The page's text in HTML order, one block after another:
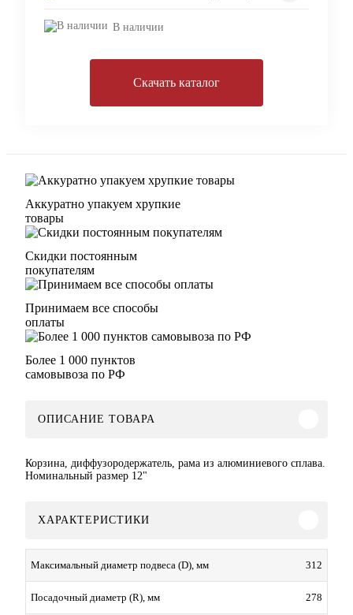
В наличии
Скачать каталог
Аккуратно упакуем хрупкие
товары
Скидки постоянным
покупателям
Принимаем все способы
оплаты
Более 1 000 пунктов
самовывоза по РФ
ОПИСАНИЕ ТОВАРА
Корзина, диффузородержатель, рама из алюминиевого сплава.
Номинальный размер 12"
ХАРАКТЕРИСТИКИ
Максимальный диаметр подвеса (D), мм 312
Посадочный диаметр (R), мм 278